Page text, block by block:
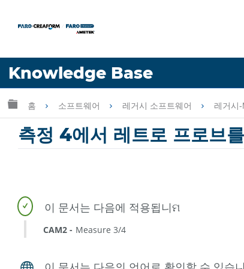
Knowledge Base
언어
글로벌 계층 확장/축소
홈 소프트웨어 레거시 소프트웨어 레거시
측정 4에서 레트로 프로브
CAM2 Measure 3/4